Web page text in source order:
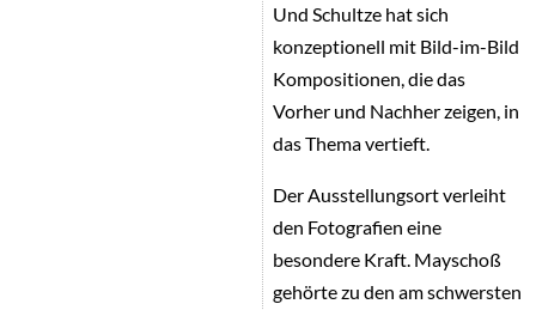
Und Schultze hat sich
konzeptionell mit Bild-im-Bild
Kompositionen, die das
Vorher und Nachher zeigen, in
das Thema vertieft.
Der Ausstellungsort verleiht
den Fotografien eine
besondere Kraft. Mayschoß
gehörte zu den am schwersten